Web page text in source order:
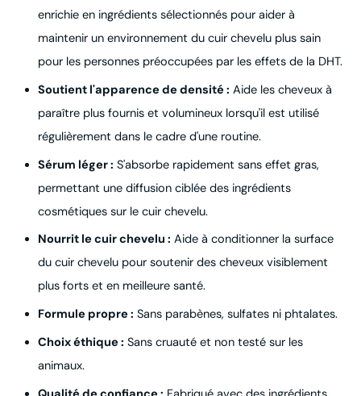
enrichie en ingrédients sélectionnés pour aider à
maintenir un environnement du cuir chevelu plus sain
pour les personnes préoccupées par les effets de la DHT.
Soutient l'apparence de densité : Aide les cheveux à
paraître plus fournis et volumineux lorsqu'il est utilisé
régulièrement dans le cadre d'une routine.
Sérum léger : S'absorbe rapidement sans effet gras,
permettant une diffusion ciblée des ingrédients
cosmétiques sur le cuir chevelu.
Nourrit le cuir chevelu : Aide à conditionner la surface
du cuir chevelu pour soutenir des cheveux visiblement
plus forts et en meilleure santé.
Formule propre : Sans parabènes, sulfates ni phtalates.
Choix éthique : Sans cruauté et non testé sur les
animaux.